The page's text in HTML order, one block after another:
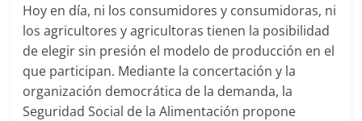
Hoy en día, ni los consumidores y consumidoras, ni
los agricultores y agricultoras tienen la posibilidad
de elegir sin presión el modelo de producción en el
que participan. Mediante la concertación y la
organización democrática de la demanda, la
Seguridad Social de la Alimentación propone